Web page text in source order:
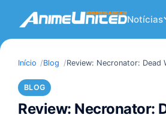
Notícias
Início Blog Review: Necronator: Dead
BLOG
Review: Necronator: